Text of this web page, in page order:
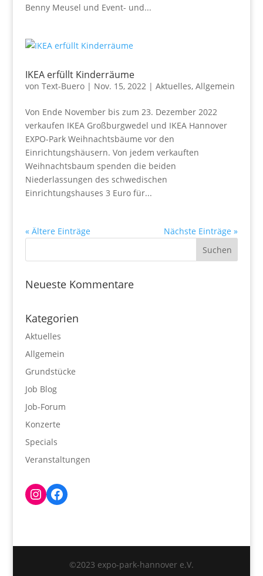
Benny Meusel und Event- und...
IKEA erfüllt Kinderräume
von Text-Buero| Nov. 15, 2022| Aktuelles, Allgemein
Von Ende November bis zum 23. Dezember 2022
verkaufen IKEA Großburgwedel und IKEA Hannover
EXPO-Park Weihnachtsbäume vor den
Einrichtungshäusern. Von jedem verkauften
Weihnachtsbaum spenden die beiden
Niederlassungen des schwedischen
Einrichtungshauses 3 Euro für...
« Ältere Einträge Nächste Einträge »
Neueste Kommentare
Kategorien
Aktuelles
Allgemein
Grundstücke
Job Blog
Job-Forum
Konzerte
Specials
Veranstaltungen
Instagram
Facebook
©2023 expo-park-hannover e.V.